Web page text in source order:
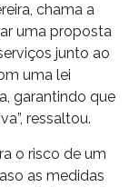
chama a
uma proposta
junto ao
uma lei
garantindo que
ressaltou.
o risco de um
as medidas